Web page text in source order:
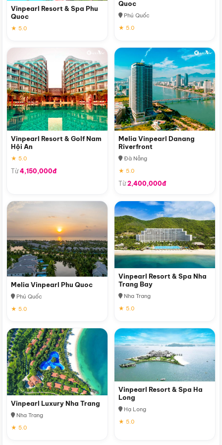
Vinpearl Resort & Spa Phu
Quoc
★ 5.0
Quoc
Phú Quốc
★ 5.0
Vinpearl Resort & Golf Nam
Hội An
★ 5.0
Từ4,150,000đ
Melia Vinpearl Danang
Riverfront
Đà Nẵng
★ 5.0
Từ2,400,000đ
Melia Vinpearl Phu Quoc
Phú Quốc
★ 5.0
Vinpearl Resort & Spa Nha
Trang Bay
Nha Trang
★ 5.0
Vinpearl Luxury Nha Trang
Nha Trang
★ 5.0
Vinpearl Resort & Spa Ha
Long
Hạ Long
★ 5.0